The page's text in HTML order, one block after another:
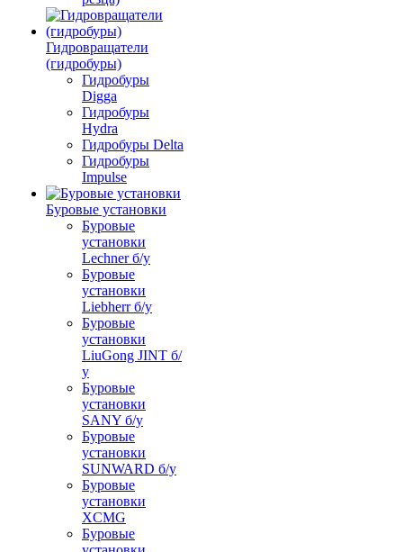
Гидровращатели
(гидробуры)
Гидробуры
Digga
Гидробуры
Hydra
Гидробуры Delta
Гидробуры
Impulse
Буровые установки
Буровые
установки
Lechner б/у
Буровые
установки
Liebherr б/у
Буровые
установки
LiuGong JINT б/
у
Буровые
установки
SANY б/у
Буровые
установки
SUNWARD б/у
Буровые
установки
XCMG
Буровые